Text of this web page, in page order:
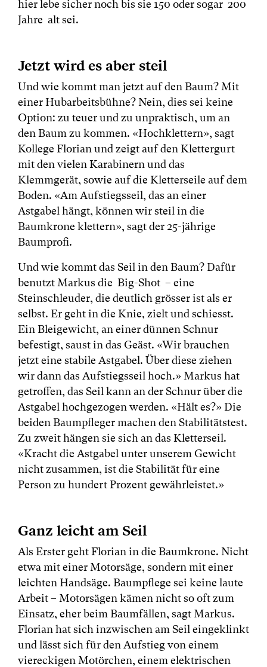
hier lebe sicher noch bis sie 150 oder sogar 200
Jahre alt sei.
Jetzt wird es aber steil
Und wie kommt man jetzt auf den Baum? Mit
einer Hubarbeitsbühne? Nein, dies sei keine
Option: zu teuer und zu unpraktisch, um an
den Baum zu kommen. «Hochklettern», sagt
Kollege Florian und zeigt auf den Klettergurt
mit den vielen Karabinern und das
Klemmgerät, sowie auf die Kletterseile auf dem
Boden. «Am Aufstiegsseil, das an einer
Astgabel hängt, können wir steil in die
Baumkrone klettern», sagt der 25-jährige
Baumprofi.
Und wie kommt das Seil in den Baum? Dafür
benutzt Markus die Big-Shot – eine
Steinschleuder, die deutlich grösser ist als er
selbst. Er geht in die Knie, zielt und schiesst.
Ein Bleigewicht, an einer dünnen Schnur
befestigt, saust in das Geäst. «Wir brauchen
jetzt eine stabile Astgabel. Über diese ziehen
wir dann das Aufstiegsseil hoch.» Markus hat
getroffen, das Seil kann an der Schnur über die
Astgabel hochgezogen werden. «Hält es?» Die
beiden Baumpfleger machen den Stabilitätstest.
Zu zweit hängen sie sich an das Kletterseil.
«Kracht die Astgabel unter unserem Gewicht
nicht zusammen, ist die Stabilität für eine
Person zu hundert Prozent gewährleistet.»
Ganz leicht am Seil
Als Erster geht Florian in die Baumkrone. Nicht
etwa mit einer Motorsäge, sondern mit einer
leichten Handsäge. Baumpflege sei keine laute
Arbeit – Motorsägen kämen nicht so oft zum
Einsatz, eher beim Baumfällen, sagt Markus.
Florian hat sich inzwischen am Seil eingeklinkt
und lässt sich für den Aufstieg von einem
viereckigen Motörchen, einem elektrischen